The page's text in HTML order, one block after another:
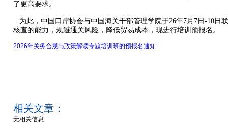
了更高要求。
为此，中国口岸协会与中国海关干部管理学院于26年7月7日-10日
核查的能力，规避通关风险，降低贸易成本，现进行培训预报名。
2026年关务合规与政策解读专题培训班的预报名通知
相关文章：
无相关信息